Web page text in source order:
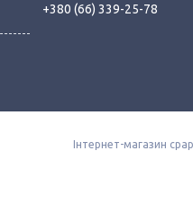
+380 (66) 339-25-78